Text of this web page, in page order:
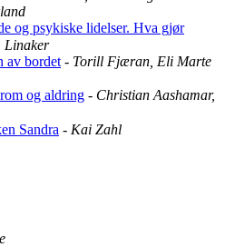
og psykiske lidelser. Hva gjør
Linaker
av bordet - Torill Fjæran, Eli Marte
og aldring - Christian Aashamar,
Sandra - Kai Zahl